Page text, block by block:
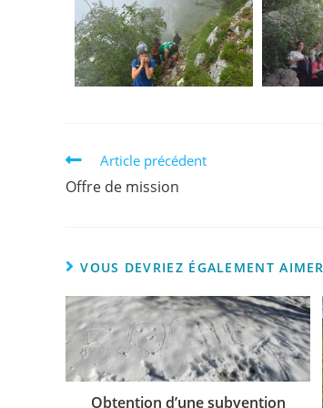
Article précédent
Offre de mission
VOUS DEVRIEZ ÉGALEMENT AIMER
Obtention d’une subvention